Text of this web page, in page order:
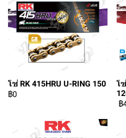
โซ่ RK 415HRU U-RING 150
฿0
โ
฿